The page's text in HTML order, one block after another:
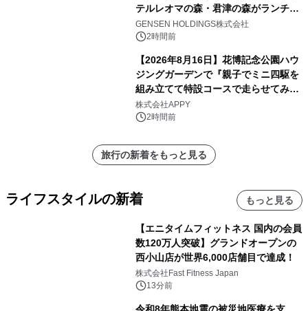
テルレオマの森・君津の森がランチバ
イキングの価格改定&繁忙日料金撤廃
を実施
GENSEN HOLDINGS株式会社
2時間前
【2026年8月16日】花博記念公園ハウ
ジングガーデンで『親子でミニ四駆を
組み立てて特設コースで走らせてみよ
う！』を開催
株式会社APPY
2時間前
旅行の新着をもっと見る
ライフスタイルの新着 もっと見る
【エニタイムフィットネス 国内の会員
数120万人突破】グランドオープンの
西小山店が世界6,000店舗目で達成！
株式会社Fast Fitness Japan
13分前
令和8年熊本地震の被災地医療を支